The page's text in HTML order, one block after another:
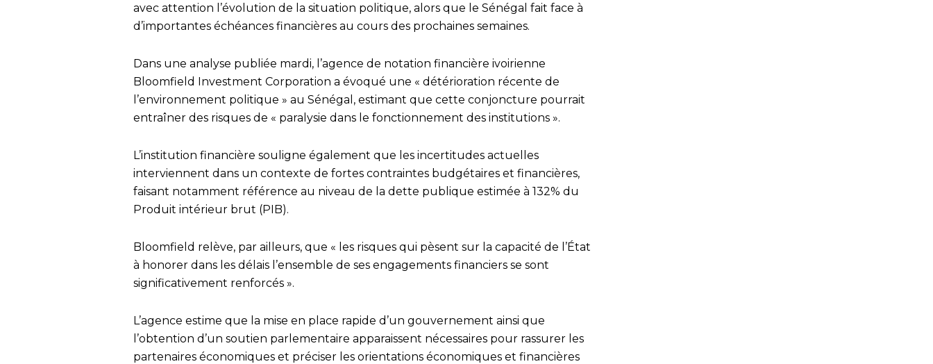
avec attention l’évolution de la situation politique, alors que le Sénégal fait face à
d’importantes échéances financières au cours des prochaines semaines.
Dans une analyse publiée mardi, l’agence de notation financière ivoirienne
Bloomfield Investment Corporation a évoqué une « détérioration récente de
l’environnement politique » au Sénégal, estimant que cette conjoncture pourrait
entraîner des risques de « paralysie dans le fonctionnement des institutions ».
L’institution financière souligne également que les incertitudes actuelles
interviennent dans un contexte de fortes contraintes budgétaires et financières,
faisant notamment référence au niveau de la dette publique estimée à 132% du
Produit intérieur brut (PIB).
Bloomfield relève, par ailleurs, que « les risques qui pèsent sur la capacité de l’État
à honorer dans les délais l’ensemble de ses engagements financiers se sont
significativement renforcés ».
L’agence estime que la mise en place rapide d’un gouvernement ainsi que
l’obtention d’un soutien parlementaire apparaissent nécessaires pour rassurer les
partenaires économiques et préciser les orientations économiques et financières